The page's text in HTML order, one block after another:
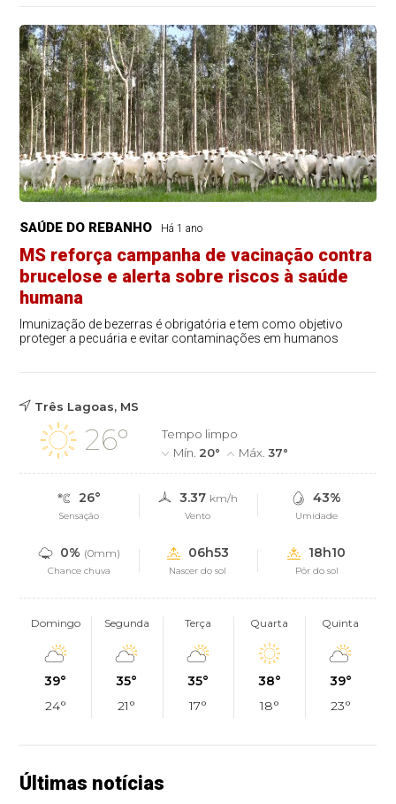
SAÚDE DO REBANHO Há 1 ano
MS reforça campanha de vacinação contra
brucelose e alerta sobre riscos à saúde
humana
Imunização de bezerras é obrigatória e tem como objetivo
proteger a pecuária e evitar contaminações em humanos
Três Lagoas, MS
26°
Tempo limpo
Mín. 20° Máx.37°
26°
Sensação
3.37 km/h
Vento
43%
Umidade
0% (0mm)
Chance chuva
06h53
Nascer do sol
18h10
Pôr do sol
Domingo
39°
24°
Segunda
35°
21°
Terça
35°
17°
Quarta
38°
18°
Quinta
39°
23°
Últimas notícias